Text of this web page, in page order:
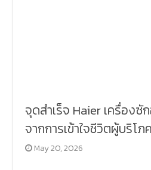
จุดสำเร็จ Haier เครื่องซั
จากการเข้าใจชีวิตผู้บริโ
May 20, 2026